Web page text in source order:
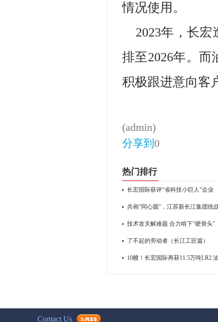
情况使用。
2023年，长
排至2026年。
积极跟进意向客
(admin)
分享到 0
热门排行
长宏国际获评“省科技小巨人”企业
共画“同心圆”，江苏新长江集团统
技术攻关解难题 合力啃下“硬骨头”
了不起的劳动者（长江工匠篇）
10艘！长宏国际再获11.5万吨LR2
Contact Us